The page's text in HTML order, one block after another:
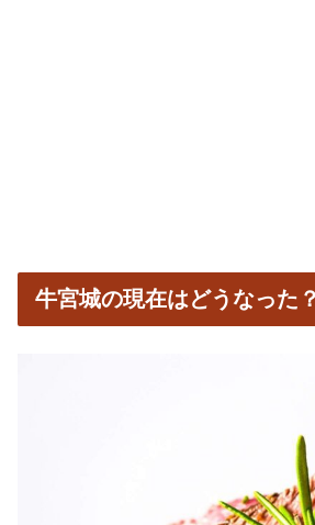
牛宮城の現在はどうなった